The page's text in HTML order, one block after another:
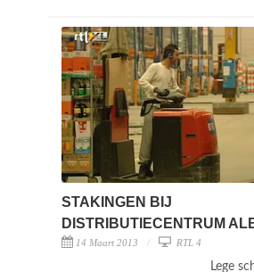
STAKINGEN BIJ
DISTRIBUTIECENTRUM
14 Maart 2013 RTL 4
Lege